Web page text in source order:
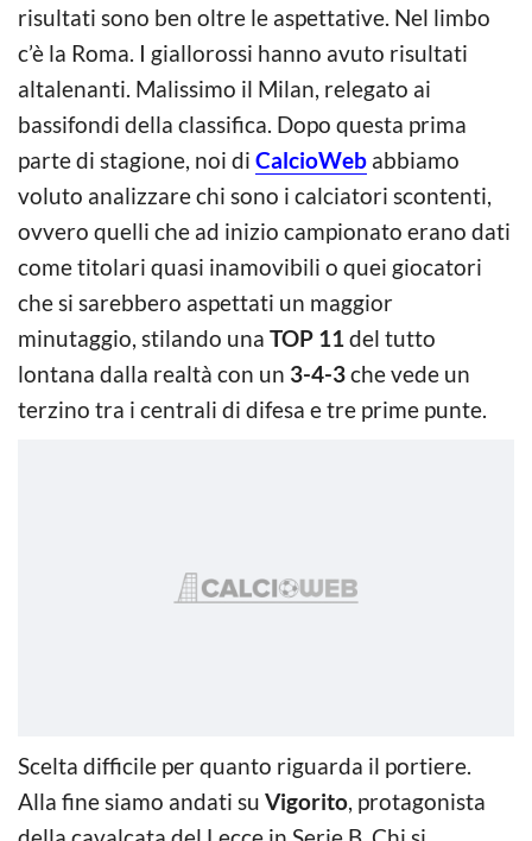
risultati sono ben oltre le aspettative. Nel limbo
c’è la Roma. I giallorossi hanno avuto risultati
altalenanti. Malissimo il Milan, relegato ai
bassifondi della classifica. Dopo questa prima
parte di stagione, noi di CalcioWeb abbiamo
voluto analizzare chi sono i calciatori scontenti,
ovvero quelli che ad inizio campionato erano dati
come titolari quasi inamovibili o quei giocatori
che si sarebbero aspettati un maggior
minutaggio, stilando una TOP 11del tutto
lontana dalla realtà con un 3-4-3che vede un
terzino tra i centrali di difesa e tre prime punte.
Scelta difficile per quanto riguarda il portiere.
Alla fine siamo andati su Vigorito, protagonista